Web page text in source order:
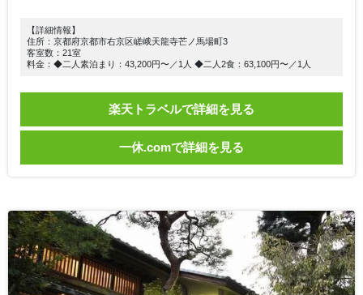
【詳細情報】
住所：京都府京都市右京区嵯峨天龍寺芒ノ馬場町3
客室数：21室
料金：◆二人素泊まり：43,200円〜／1人 ◆二人2食：63,100円〜／1人
楽天トラベルで詳細を見る
一休.comで詳細を見る